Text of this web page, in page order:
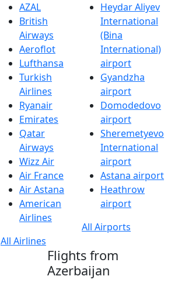
AZAL
British
Airways
Aeroflot
Lufthansa
Turkish
Airlines
Ryanair
Emirates
Qatar
Airways
Wizz Air
Air France
Air Astana
American
Airlines
All Airlines
Heydar Aliyev
International
(Bina
International)
airport
Gyandzha
airport
Domodedovo
airport
Sheremetyevo
International
airport
Astana airport
Heathrow
airport
All Airports
Flights from
Azerbaijan